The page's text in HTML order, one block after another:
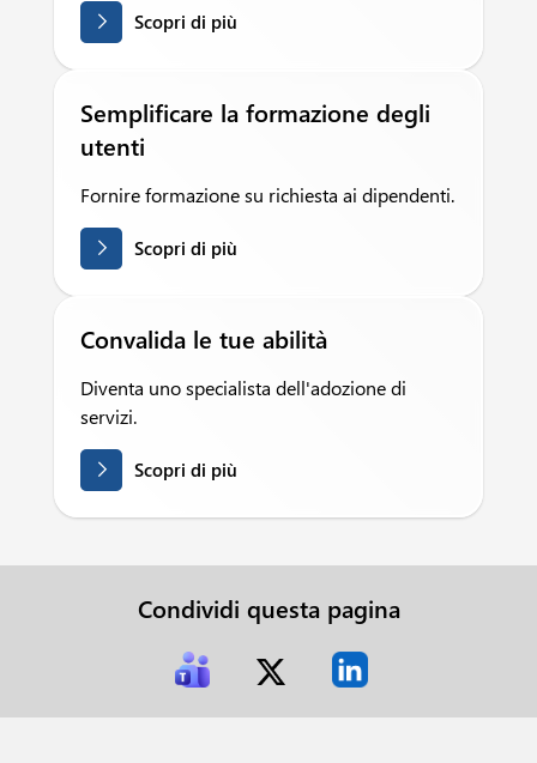
Scopri di più
Semplificare la formazione degli
utenti
Fornire formazione su richiesta ai dipendenti.
Scopri di più
Convalida le tue abilità
Diventa uno specialista dell'adozione di
servizi.
Scopri di più
Condividi questa pagina